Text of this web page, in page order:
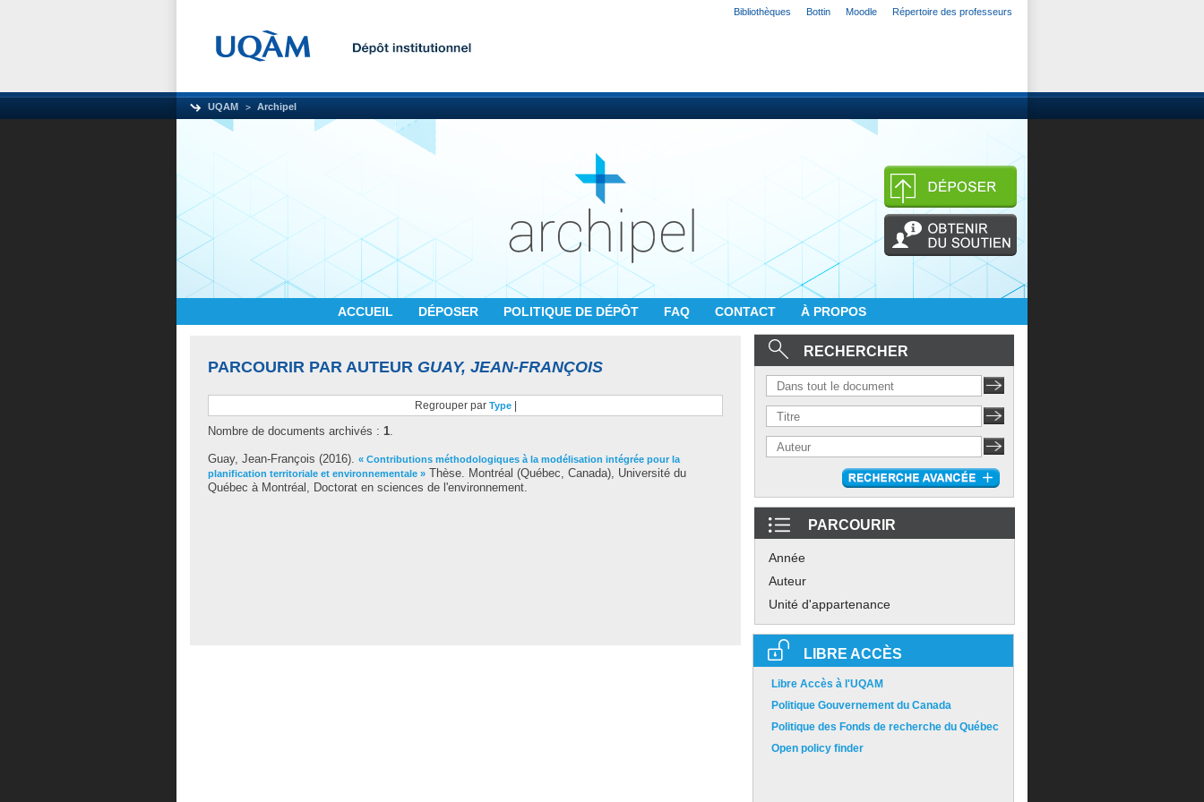
Bibliothèques Bottin Moodle Répertoire des professeurs
UQAM Archipel
ACCUEIL DÉPOSER POLITIQUE DE DÉPÔT FAQ CONTACT À PROPOS
PARCOURIR PAR AUTEUR GUAY, JEAN-FRANÇOIS
Regrouper par Type
Nombre de documents archivés : 1.
Guay, Jean-François (2016). « Contributions méthodologiques à la modélisation intégrée pour la
planification territoriale et environnementale » Thèse. Montréal (Québec, Canada), Université du
Québec à Montréal, Doctorat en sciences de l'environnement.
RECHERCHER
PARCOURIR
Année
Auteur
Unité d'appartenance
LIBRE ACCÈS
Libre Accès à l'UQAM
Politique Gouvernement du Canada
Politique des Fonds de recherche du Québec
Open policy finder